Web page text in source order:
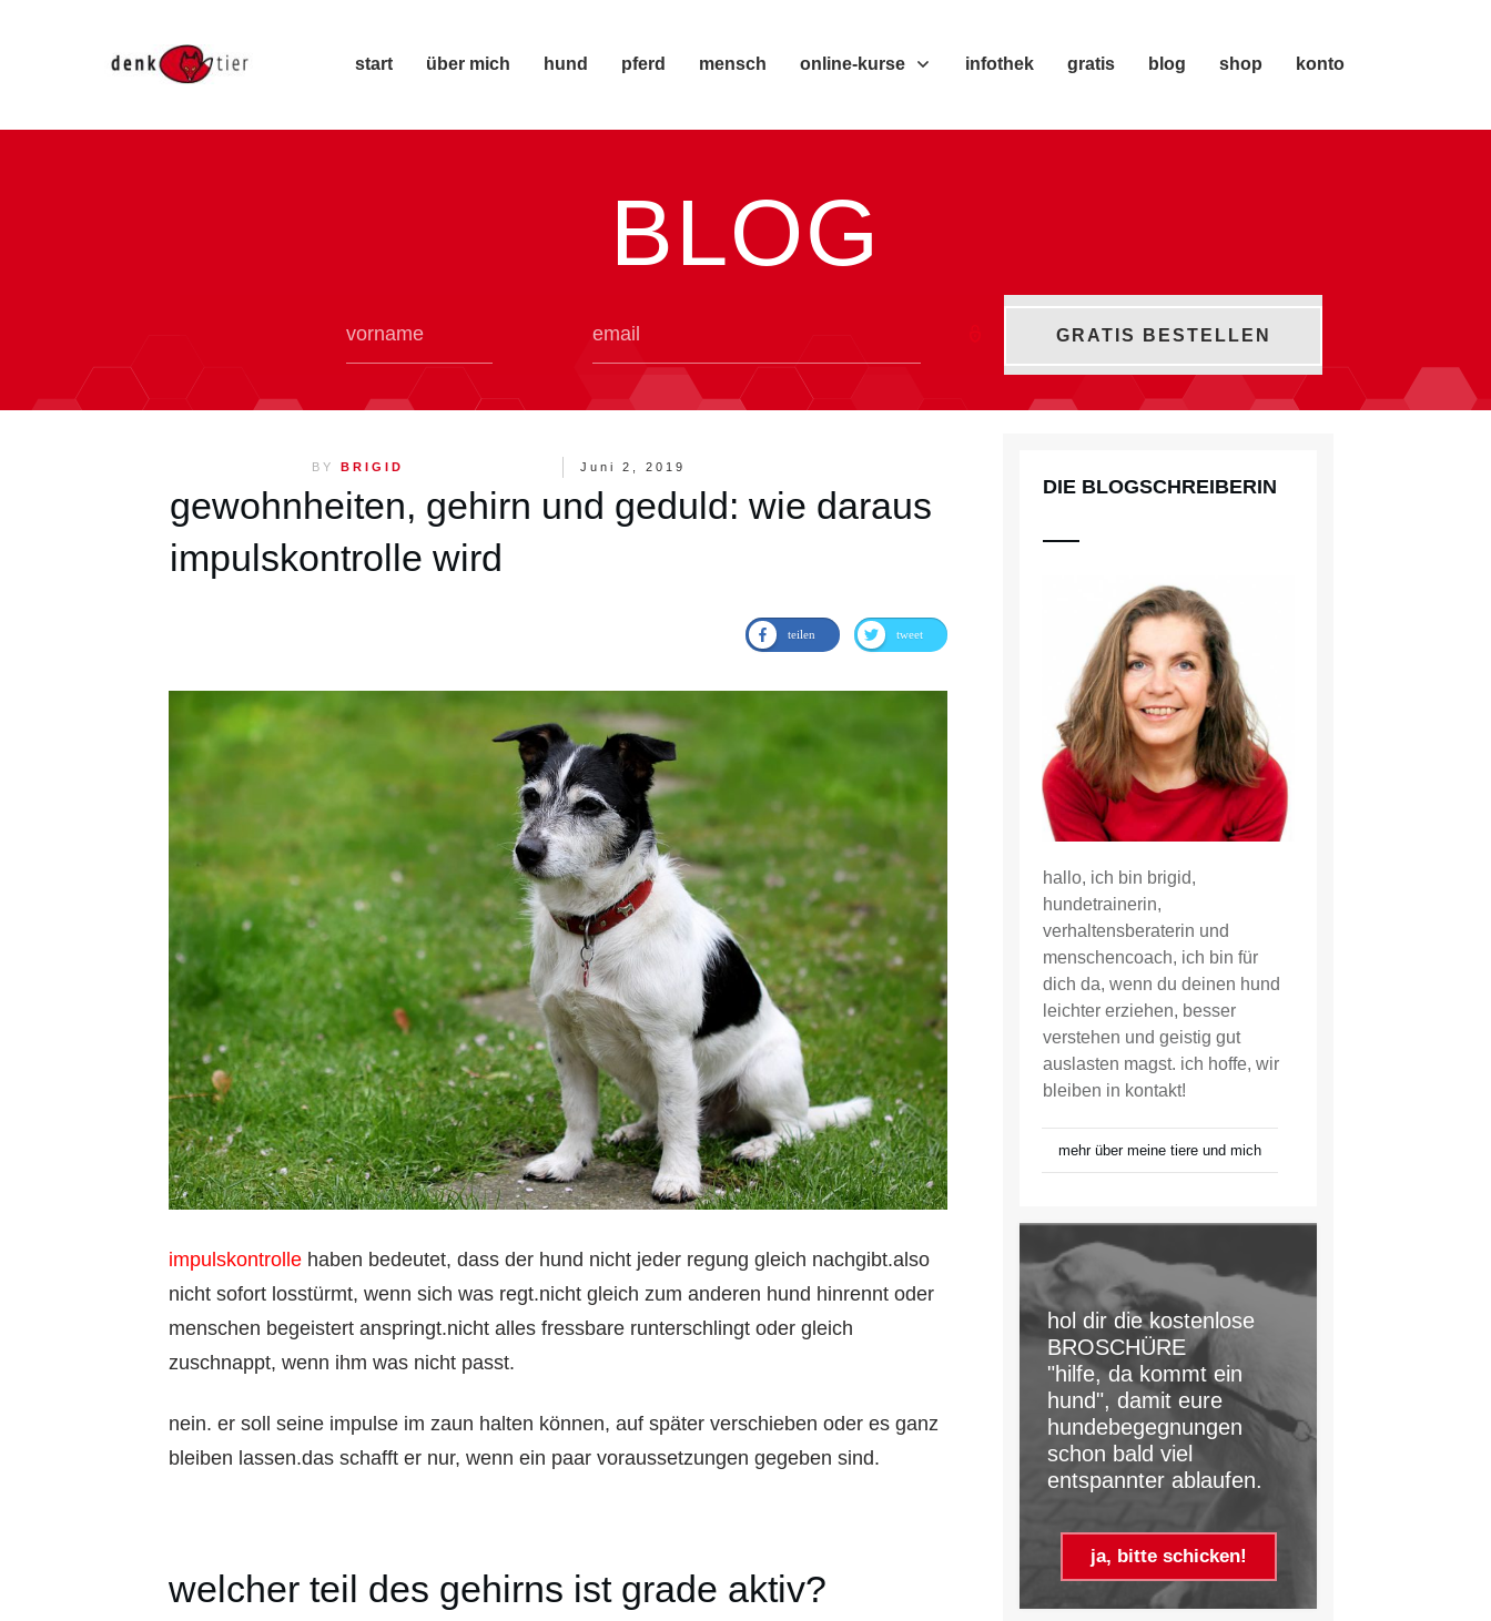
start über mich hund pferd mensch online-kurse infothek gratis blog shop konto
BLOG
GRATIS BESTELLEN
BY BRIGID Juni 2, 2019
gewohnheiten, gehirn und geduld: wie daraus
impulskontrolle wird
teilen tweet
impulskontrolle haben bedeutet, dass der hund nicht jeder regung gleich nachgibt.also
nicht sofort losstürmt, wenn sich was regt.nicht gleich zum anderen hund hinrennt oder
menschen begeistert anspringt.nicht alles fressbare runterschlingt oder gleich
zuschnappt, wenn ihm was nicht passt.
nein. er soll seine impulse im zaun halten können, auf später verschieben oder es ganz
bleiben lassen.das schafft er nur, wenn ein paar voraussetzungen gegeben sind.
welcher teil des gehirns ist grade aktiv?
DIE BLOGSCHREIBERIN
hallo, ich bin brigid,
hundetrainerin,
verhaltensberaterin und
menschencoach, ich bin für
dich da, wenn du deinen hund
leichter erziehen, besser
verstehen und geistig gut
auslasten magst. ich hoffe, wir
bleiben in kontakt!
mehr über meine tiere und mich
hol dir die kostenlose
BROSCHÜRE
"hilfe, da kommt ein
hund", damit eure
hundebegegnungen
schon bald viel
entspannter ablaufen.
ja, bitte schicken!